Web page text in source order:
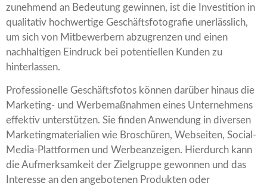
zunehmend an Bedeutung gewinnen, ist die Investition in
qualitativ hochwertige Geschäftsfotografie unerlässlich,
um sich von Mitbewerbern abzugrenzen und einen
nachhaltigen Eindruck bei potentiellen Kunden zu
hinterlassen.
Professionelle Geschäftsfotos können darüber hinaus die
Marketing- und Werbemaßnahmen eines Unternehmens
effektiv unterstützen. Sie finden Anwendung in diversen
Marketingmaterialien wie Broschüren, Webseiten, Social-
Media-Plattformen und Werbeanzeigen. Hierdurch kann
die Aufmerksamkeit der Zielgruppe gewonnen und das
Interesse an den angebotenen Produkten oder